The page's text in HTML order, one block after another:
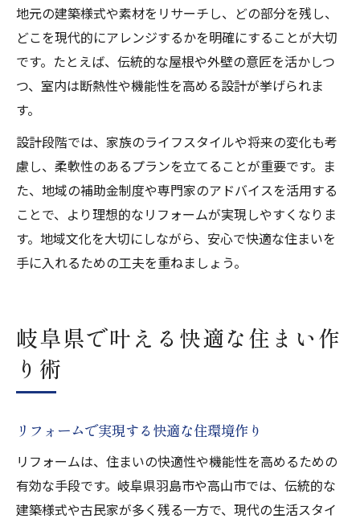
地元の建築様式や素材をリサーチし、どの部分を残し、
どこを現代的にアレンジするかを明確にすることが大切
です。たとえば、伝統的な屋根や外壁の意匠を活かしつ
つ、室内は断熱性や機能性を高める設計が挙げられま
す。
設計段階では、家族のライフスタイルや将来の変化も考
慮し、柔軟性のあるプランを立てることが重要です。ま
た、地域の補助金制度や専門家のアドバイスを活用する
ことで、より理想的なリフォームが実現しやすくなりま
す。地域文化を大切にしながら、安心で快適な住まいを
手に入れるための工夫を重ねましょう。
岐阜県で叶える快適な住まい作
り術
リフォームで実現する快適な住環境作り
リフォームは、住まいの快適性や機能性を高めるための
有効な手段です。岐阜県羽島市や高山市では、伝統的な
建築様式や古民家が多く残る一方で、現代の生活スタイ